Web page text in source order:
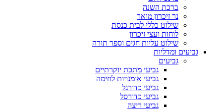
ברכת השנה
נר זיכרון מואר
שילוט כללי לבית כנסת
לוחות ועצי זיכרון
שילוט עליות חגים וספר תורה
גביעים ומדליות
גביעים
גביעי מתכת יוקרתיים
גביעי אומנויות לחימה
גביעי כדורגל
גביעי כדורסל
גביעי ריצה